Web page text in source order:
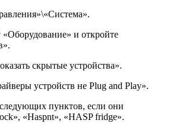
и откройте
скрытые устройства».
устройств не Plug and Play».
пунктов, если они
«Haspnt», «HASP fridge».